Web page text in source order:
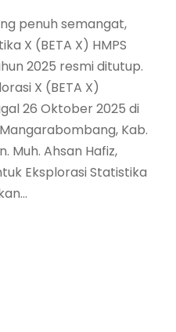
penuh semangat,
X (BETA X) HMPS
2025 resmi ditutup.
X (BETA X)
26 Oktober 2025 di
Kab.
Muh. Ahsan Hafiz,
Eksplorasi Statistika